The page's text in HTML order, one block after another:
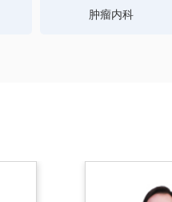
肿瘤内科